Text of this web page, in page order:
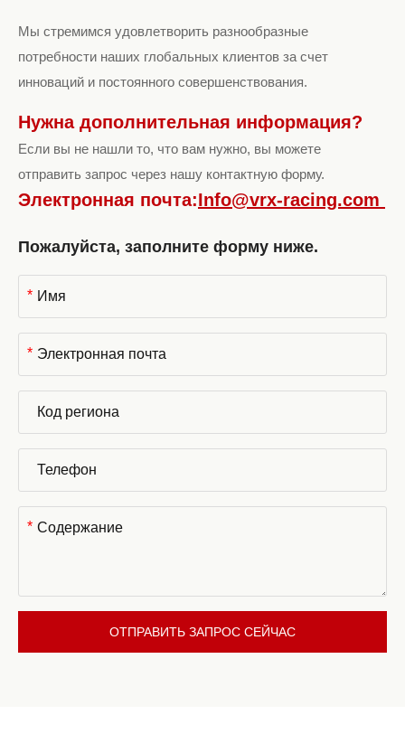
Мы стремимся удовлетворить разнообразные
потребности наших глобальных клиентов за счет
инноваций и постоянного совершенствования.
Нужна дополнительная информация?
Если вы не нашли то, что вам нужно, вы можете
отправить запрос через нашу контактную форму.
Электронная почта:Info@vrx-racing.com
Пожалуйста, заполните форму ниже.
*
*
*
ОТПРАВИТЬ ЗАПРОС СЕЙЧАС